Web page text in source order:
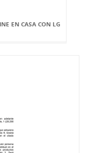
EN CASA CON LG